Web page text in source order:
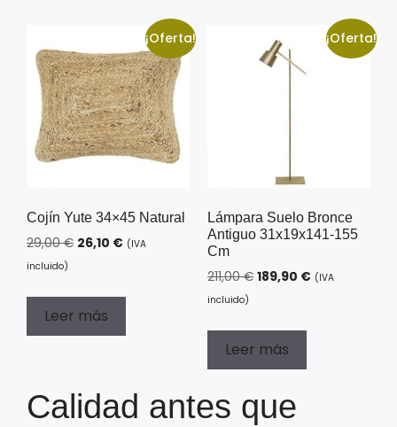
¡Oferta!
Cojín Yute 34×45 Natural
29,00€ 26,10 € (IVA
incluido)
Leer más
¡Oferta!
Lámpara Suelo Bronce
Antiguo 31x19x141-155
Cm
211,00€ 189,90 € (IVA
incluido)
Leer más
Calidad antes que